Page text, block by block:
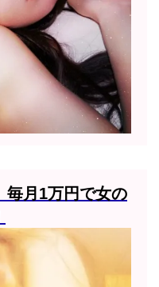
毎月1万円で女の